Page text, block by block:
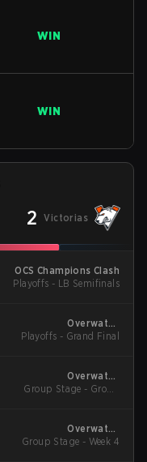
WIN
WIN
2 Victorias
OCS Champions Clash
Playoffs - LB Semifinals
Overwatch
Champions Series -
Playoffs - Grand Final
Overwatch
Champions Series -
Group Stage - Group
Overwatch
Champions Series
Group Stage - Week 4